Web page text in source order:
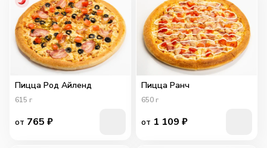
Пицца Род Айленд
615 г
от 765 ₽
Пицца Ранч
650 г
от 1 109 ₽